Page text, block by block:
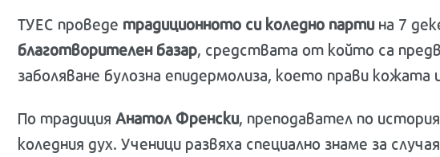
ТУЕС проведе традиционното си коледно партина 7
благотворителен базар, средствата от който са
заболяване булозна епидермолиза, което прави кожата
По традицияАнатол Френски, преподавател по
коледния дух. Ученици развяха специално знаме за